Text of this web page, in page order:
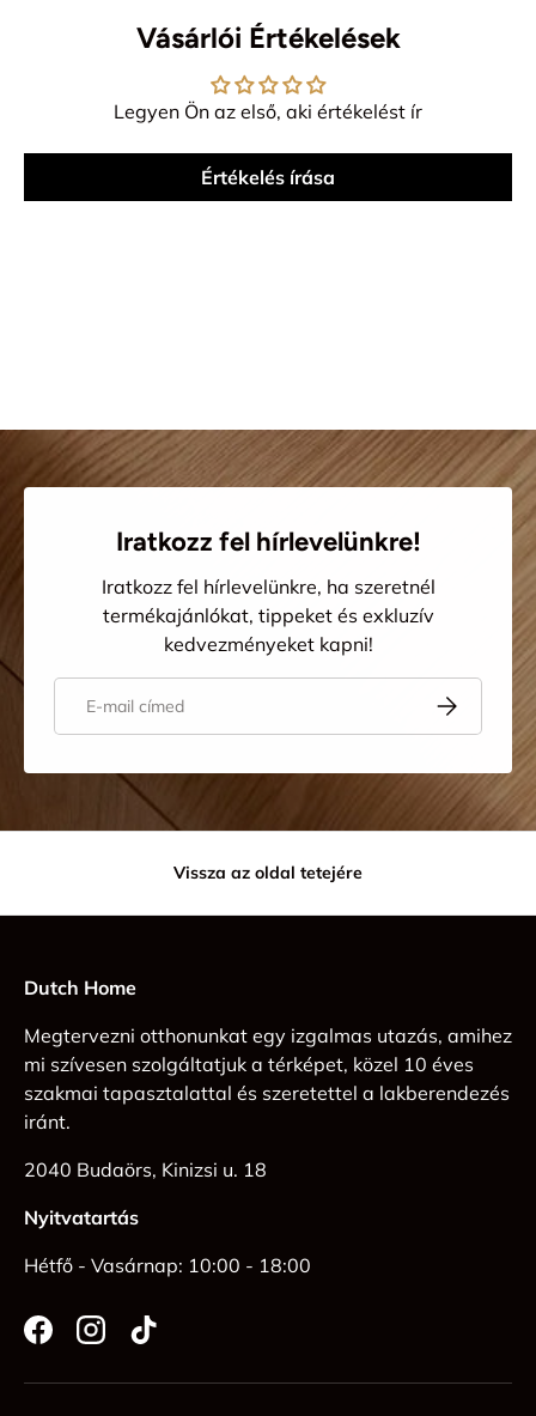
Vásárlói Értékelések
Legyen Ön az első, aki értékelést ír
Értékelés írása
Iratkozz fel hírlevelünkre!
Iratkozz fel hírlevelünkre, ha szeretnél
termékajánlókat, tippeket és exkluzív
kedvezményeket kapni!
Iratkozz fel
Vissza az oldal tetejére
Dutch Home
Megtervezni otthonunkat egy izgalmas utazás, amihez
mi szívesen szolgáltatjuk a térképet, közel 10 éves
szakmai tapasztalattal és szeretettel a lakberendezés
iránt.
2040 Budaörs, Kinizsi u. 18
Nyitvatartás
Hétfő - Vasárnap: 10:00 - 18:00
FacebookInstagram
TikTok